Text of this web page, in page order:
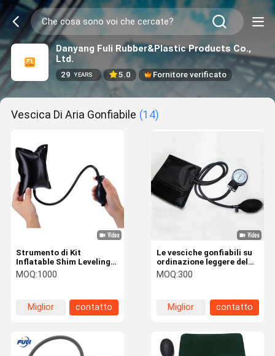
Danyang Fuli Rubber&Plastic Products Co.,
Ltd.
29 YEARS 5.0 Fornitore verificato
Vescica Di Aria Gonfiabile (14)
Strumento di Kit
Inflatable Shim Leveling
Alignment della pompa
del cuneo dell'aria per lo
domestico di riparazione
di uso
MOQ:1000
Miglior
contatto
Le vesciche gonfiabili su
ordinazione leggere del
PVC con le
valvole/ginocchio
metropolitana
MOQ:300
Miglior
contatto